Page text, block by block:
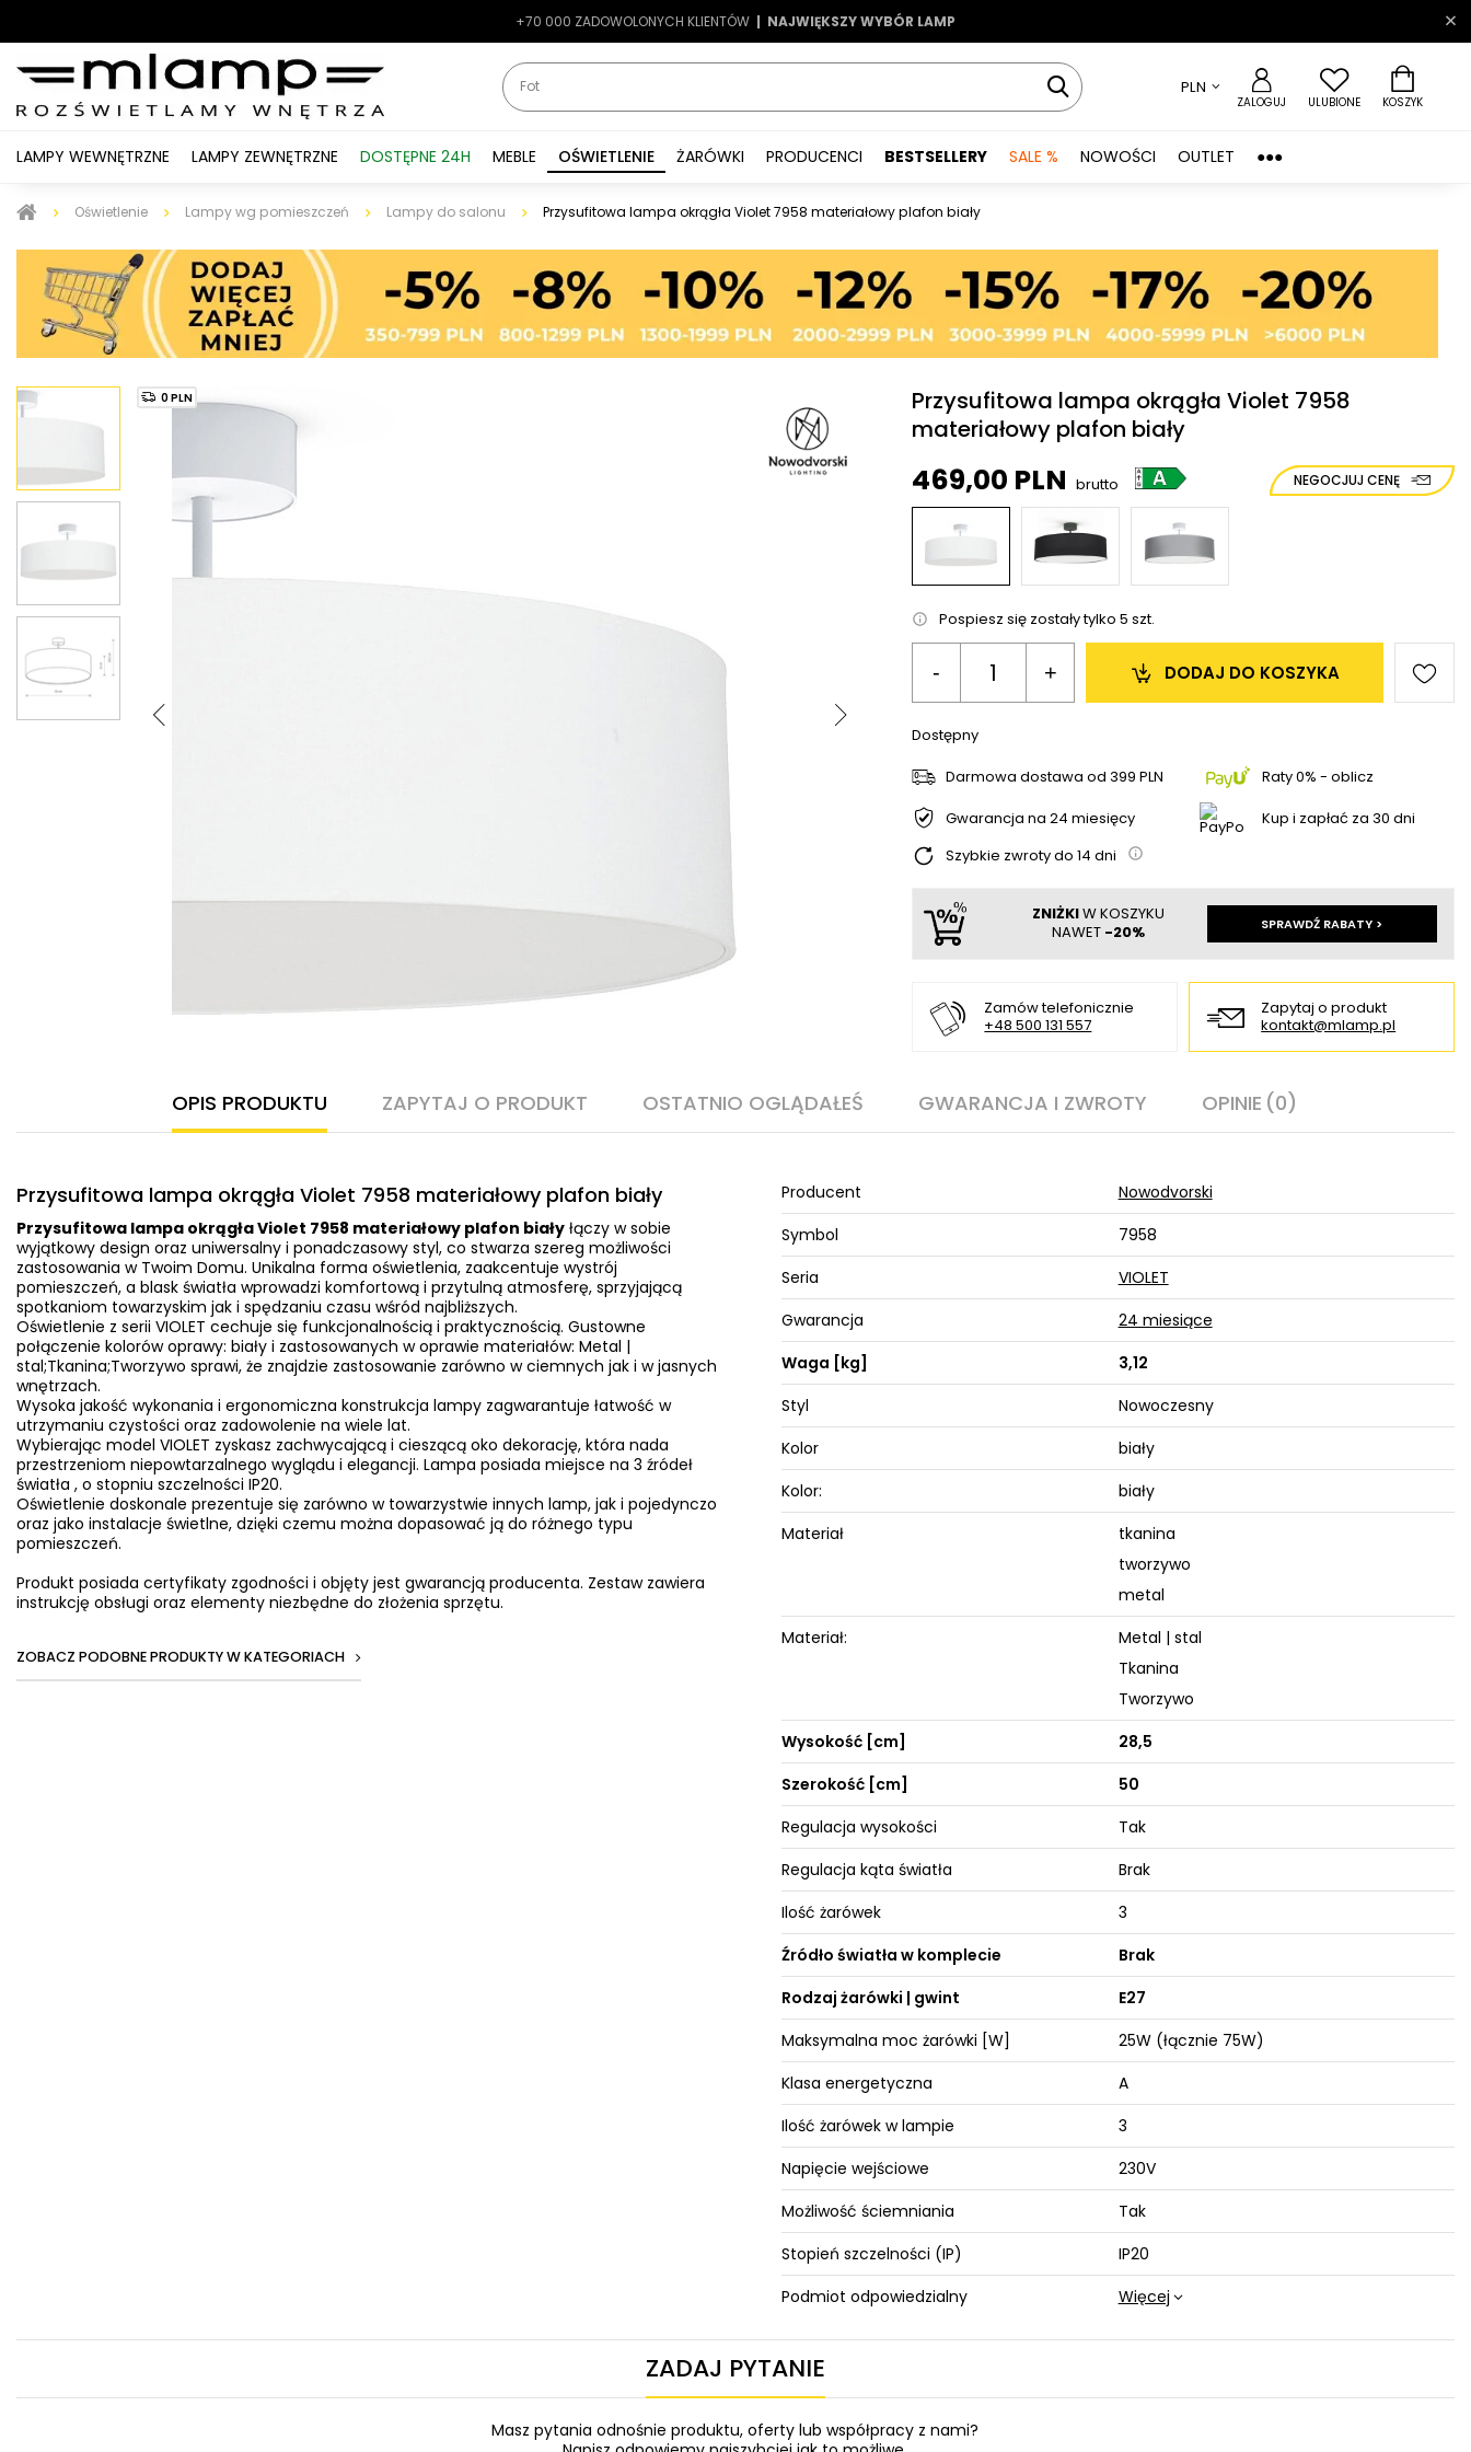
-7% LATO7
+70 000 ZADOWOLONYCH KLIENTÓW | NAJWIĘKSZY WYBÓR LAMP
| |
PLN
ZALOGUJ ULUBIONE KOSZYK
LAMPY WEWNĘTRZNE LAMPY ZEWNĘTRZNE DOSTĘPNE 24H MEBLE OŚWIETLENIE ŻARÓWKI PRODUCENCI BESTSELLERY SALE % NOWOŚCI OUTLET ●●●
Oświetlenie Lampy wg pomieszczeń Lampy do salonu Przysufitowa lampa okrągła Violet 7958 materiałowy plafon biały
0 PLN
Przysufitowa lampa okrągła Violet 7958
materiałowy plafon biały
469,00 PLN brutto NEGOCJUJ CENĘ
Pospiesz się zostały tylko 5 szt.
- + DO KOSZYKA
Dostępny
Darmowa dostawa od399 PLN
Raty 0% - oblicz
Gwarancja na 24 miesięcy
Kup i zapłać za 30 dni
Szybkie zwroty do 14 dni
ZNIŻKIW KOSZYKU
NAWET -20% SPRAWDŹ RABATY >
Zamów telefonicznie
+48 500 131 557
Zapytaj o produkt
kontakt@mlamp.pl
OPIS PRODUKTU ZAPYTAJ O PRODUKT OSTATNIO OGLĄDAŁEŚ GWARANCJA I ZWROTY OPINIE (0)
Przysufitowa lampa okrągła Violet 7958 materiałowy plafon biały
Przysufitowa lampa okrągła Violet 7958 materiałowy plafon biały łączy w sobie
wyjątkowy design oraz uniwersalny i ponadczasowy styl, co stwarza szereg możliwości
zastosowania w Twoim Domu. Unikalna forma oświetlenia, zaakcentuje wystrój
pomieszczeń, a blask światła wprowadzi komfortową i przytulną atmosferę, sprzyjającą
spotkaniom towarzyskim jak i spędzaniu czasu wśród najbliższych.
Oświetlenie z serii VIOLET cechuje się funkcjonalnością i praktycznością. Gustowne
połączenie kolorów oprawy: biały i zastosowanych w oprawie materiałów: Metal |
stal;Tkanina;Tworzywo sprawi, że znajdzie zastosowanie zarówno w ciemnych jak i w jasnych
wnętrzach.
Wysoka jakość wykonania i ergonomiczna konstrukcja lampy zagwarantuje łatwość w
utrzymaniu czystości oraz zadowolenie na wiele lat.
Wybierając model VIOLET zyskasz zachwycającą i cieszącą oko dekorację, która nada
przestrzeniom niepowtarzalnego wyglądu i elegancji. Lampa posiada miejsce na 3 źródeł
światła , o stopniu szczelności IP20.
Oświetlenie doskonale prezentuje się zarówno w towarzystwie innych lamp, jak i pojedynczo
oraz jako instalacje świetlne, dzięki czemu można dopasować ją do różnego typu
pomieszczeń.
Produkt posiada certyfikaty zgodności i objęty jest gwarancją producenta. Zestaw zawiera
instrukcję obsługi oraz elementy niezbędne do złożenia sprzętu.
ZOBACZ PODOBNE PRODUKTY W KATEGORIACH
Producent
Nowodvorski
Symbol
7958
Seria
VIOLET
Gwarancja
24 miesiące
Waga [kg]
3,12
Styl
Nowoczesny
Kolor
biały
Kolor:
biały
Materiał
tkanina
tworzywo
metal
Materiał:
Metal | stal
Tkanina
Tworzywo
Wysokość [cm]
28,5
Szerokość [cm]
50
Regulacja wysokości
Tak
Regulacja kąta światła
Brak
Ilość żarówek
3
Źródło światła w komplecie
Brak
Rodzaj żarówki | gwint
E27
Maksymalna moc żarówki [W]
25W (łącznie 75W)
Klasa energetyczna
A
Ilość żarówek w lampie
3
Napięcie wejściowe
230V
Możliwość ściemniania
Tak
Stopień szczelności (IP)
IP20
Podmiot odpowiedzialny
Więcej
ZADAJ PYTANIE
Masz pytania odnośnie produktu, oferty lub współpracy z nami?